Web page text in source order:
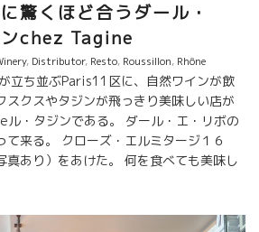
細で、アペリティフにぴったりです！
2007 全房で（10〜20%ほどのブド
れたブドウ）トロンコニックタンクで
ョンをされています。色と厚みを出すた
ージュが行われています。12-15ヶ月間
熟成されます。粘土と花崗岩の土壌の
はパワフルで、良い酸味がありまだ若い
いでおり、フルーツ感が残り、熟成か
ることができます。素敵なワインで
、飲みやすいワイン。グルメでありなが
驚くほど合うダール・
chez Tagine
, Distributor, Resto, Roussillon, Rhône
ち並ぶParis11区に、自然ワインが飲
スクスやタジンが飛っきり美味しい店が
・タジンである。 ダール・エ・リボの
て来る。 クローズ・エルミタージ１６
真あり）をあけた。 何を食べても美味し
系香辛料がチョット苦手、でもここは別
近くに立ち並ぶワインビストロでアペロ